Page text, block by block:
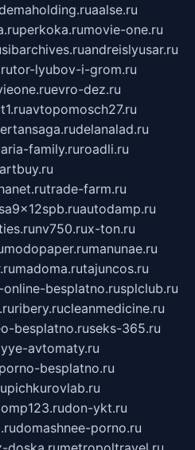
aalse.ru
perkoka.rumovie-one.ru
sibarchives.ruandreislyusar.ru
tor-lyubov-i-grom.ru
evro-dez.ru
avtopomosch27.ru
delanalad.ru
aria-family.ruroadli.ru
trade-farm.ru
autodamp.ru
nv750.rux-ton.ru
modopaper.rumanunae.ru
madoma.rutajuncos.ru
besplatno.rusplclub.ru
ribery.rucleanmedicine.ru
besplatno.ruseks-365.ru
avtomaty.ru
besplatno.ru
pichkurovlab.ru
don-ykt.ru
domashnee-porno.ru